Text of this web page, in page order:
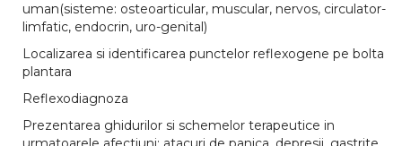
uman(sisteme: osteoarticular, muscular, nervos, circulator-
limfatic, endocrin, uro-genital)
Localizarea si identificarea punctelor reflexogene pe bolta
plantara
Reflexodiagnoza
Prezentarea ghidurilor si schemelor terapeutice in